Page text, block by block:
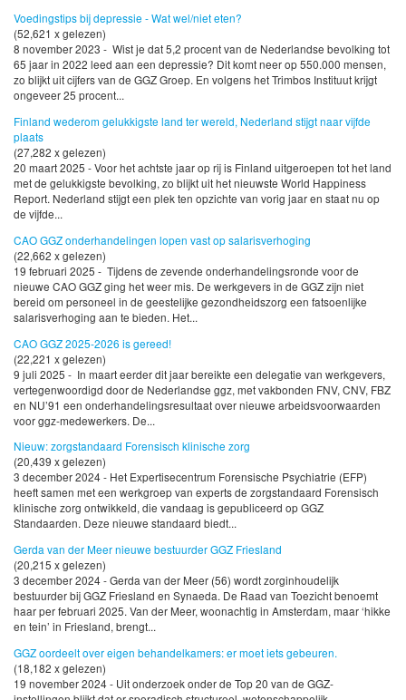
Voedingstips bij depressie - Wat wel/niet eten?
(52,621 x gelezen)
8 november 2023 - Wist je dat 5,2 procent van de Nederlandse bevolking tot
65 jaar in 2022 leed aan een depressie? Dit komt neer op 550.000 mensen,
zo blijkt uit cijfers van de GGZ Groep. En volgens het Trimbos Instituut krijgt
ongeveer 25 procent...
Finland wederom gelukkigste land ter wereld, Nederland stijgt naar vijfde
plaats
(27,282 x gelezen)
20 maart 2025 - Voor het achtste jaar op rij is Finland uitgeroepen tot het land
met de gelukkigste bevolking, zo blijkt uit het nieuwste World Happiness
Report. Nederland stijgt een plek ten opzichte van vorig jaar en staat nu op
de vijfde...
CAO GGZ onderhandelingen lopen vast op salarisverhoging
(22,662 x gelezen)
19 februari 2025 - Tijdens de zevende onderhandelingsronde voor de
nieuwe CAO GGZ ging het weer mis. De werkgevers in de GGZ zijn niet
bereid om personeel in de geestelijke gezondheidszorg een fatsoenlijke
salarisverhoging aan te bieden. Het...
CAO GGZ 2025-2026 is gereed!
(22,221 x gelezen)
9 juli 2025 - In maart eerder dit jaar bereikte een delegatie van werkgevers,
vertegenwoordigd door de Nederlandse ggz, met vakbonden FNV, CNV, FBZ
en NU’91 een onderhandelingsresultaat over nieuwe arbeidsvoorwaarden
voor ggz-medewerkers. De...
Nieuw: zorgstandaard Forensisch klinische zorg
(20,439 x gelezen)
3 december 2024 - Het Expertisecentrum Forensische Psychiatrie (EFP)
heeft samen met een werkgroep van experts de zorgstandaard Forensisch
klinische zorg ontwikkeld, die vandaag is gepubliceerd op GGZ
Standaarden. Deze nieuwe standaard biedt...
Gerda van der Meer nieuwe bestuurder GGZ Friesland
(20,215 x gelezen)
3 december 2024 - Gerda van der Meer (56) wordt zorginhoudelijk
bestuurder bij GGZ Friesland en Synaeda. De Raad van Toezicht benoemt
haar per februari 2025. Van der Meer, woonachtig in Amsterdam, maar ‘hikke
en tein’ in Friesland, brengt...
GGZ oordeelt over eigen behandelkamers: er moet iets gebeuren.
(18,182 x gelezen)
19 november 2024 - Uit onderzoek onder de Top 20 van de GGZ-